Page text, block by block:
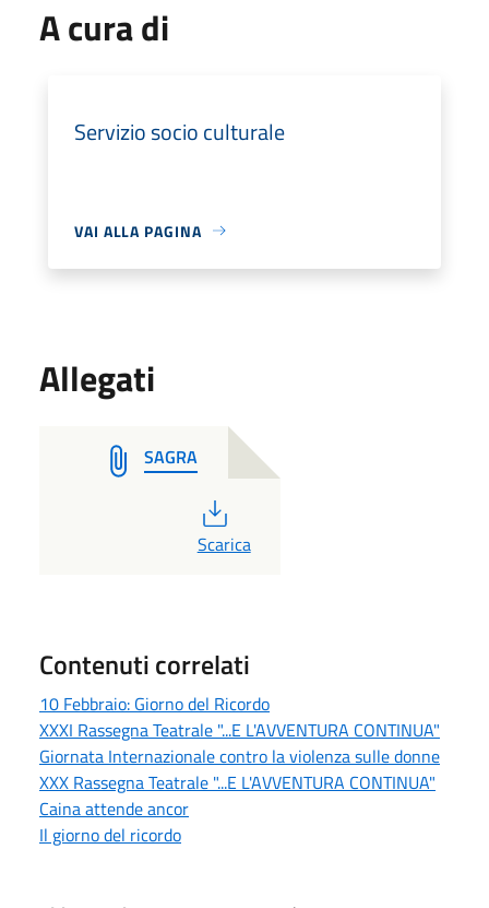
A cura di
Servizio socio culturale
VAI ALLA PAGINA
Allegati
SAGRA
PDF
Scarica
Contenuti correlati
10 Febbraio: Giorno del Ricordo
XXXI Rassegna Teatrale "...E L'AVVENTURA CONTINUA"
Giornata Internazionale contro la violenza sulle donne
XXX Rassegna Teatrale "...E L'AVVENTURA CONTINUA"
Caina attende ancor
Il giorno del ricordo